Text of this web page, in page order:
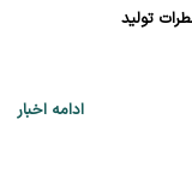
ادامه اخبار